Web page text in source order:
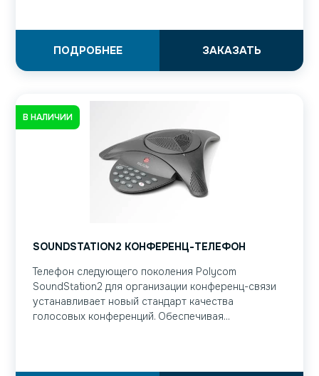
ЗАКАЗАТЬ
ПОДРОБНЕЕ
В НАЛИЧИИ
SOUNDSTATION2 КОНФЕРЕНЦ-ТЕЛЕФОН
Телефон следующего поколения Polycom
SoundStation2 для организации конференц-связи
устанавливает новый стандарт качества
голосовых конференций. Обеспечивая...